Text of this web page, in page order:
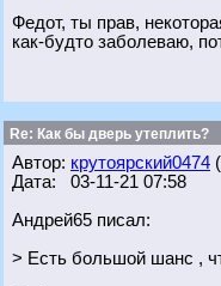
Федот, ты прав,
как-будто заболеваю,
Re: Как бы дверь утеплить?
Автор: крутоярский0474
Дата: 03-11-21 07:58
Андрей65 писал:
> Есть большой шанс ,